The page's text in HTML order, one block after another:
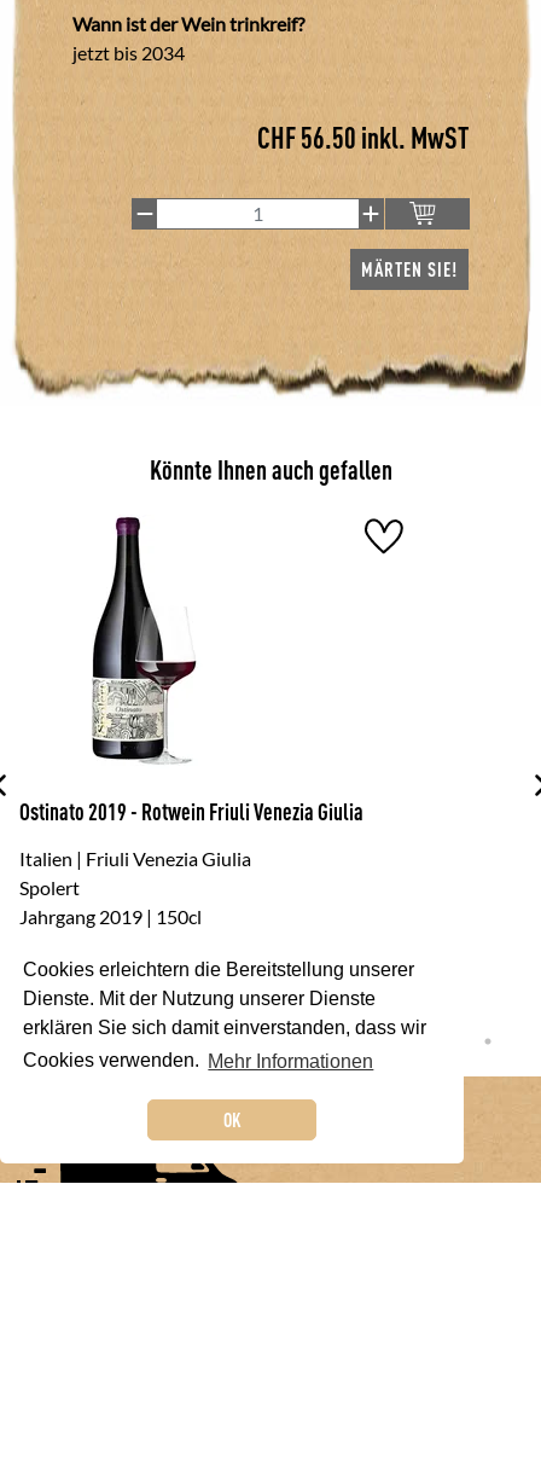
Cookies erleichtern die Bereitstellung unserer
Dienste. Mit der Nutzung unserer Dienste
erklären Sie sich damit einverstanden, dass wir
Cookies verwenden. Mehr Informationen
OK
Wann ist der Wein trinkreif?
jetzt bis 2034
CHF56.50 inkl. MwST
MÄRTEN SIE!
Könnte Ihnen auch gefallen
Ostinato 2019 - Rotwein Friuli Venezia Giulia
Italien | Friuli Venezia Giulia
Spolert
Jahrgang 2019 | 150cl
CHF59.00